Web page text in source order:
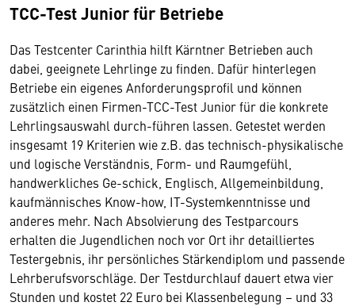
TCC-Test Junior für Betriebe
Das Testcenter Carinthia hilft Kärntner Betrieben auch
dabei, geeignete Lehrlinge zu finden. Dafür hinterlegen
Betriebe ein eigenes Anforderungsprofil und können
zusätzlich einen Firmen-TCC-Test Junior für die konkrete
Lehrlingsauswahl durch-führen lassen. Getestet werden
insgesamt 19 Kriterien wie z.B. das technisch-physikalische
und logische Verständnis, Form- und Raumgefühl,
handwerkliches Ge-schick, Englisch, Allgemeinbildung,
kaufmännisches Know-how, IT-Systemkenntnisse und
anderes mehr. Nach Absolvierung des Testparcours
erhalten die Jugendlichen noch vor Ort ihr detailliertes
Testergebnis, ihr persönliches Stärkendiplom und passende
Lehrberufsvorschläge. Der Testdurchlauf dauert etwa vier
Stunden und kostet 22 Euro bei Klassenbelegung – und 33